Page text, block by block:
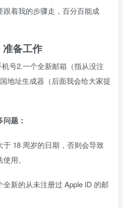
着我的步骤走，百分百能成
准备工作
号2.一个全新邮箱（指从没注
地址生成器（后面我会给大家提
题：
18 周岁的日期，否则会导致
用。
新的从未注册过 Apple ID 的邮